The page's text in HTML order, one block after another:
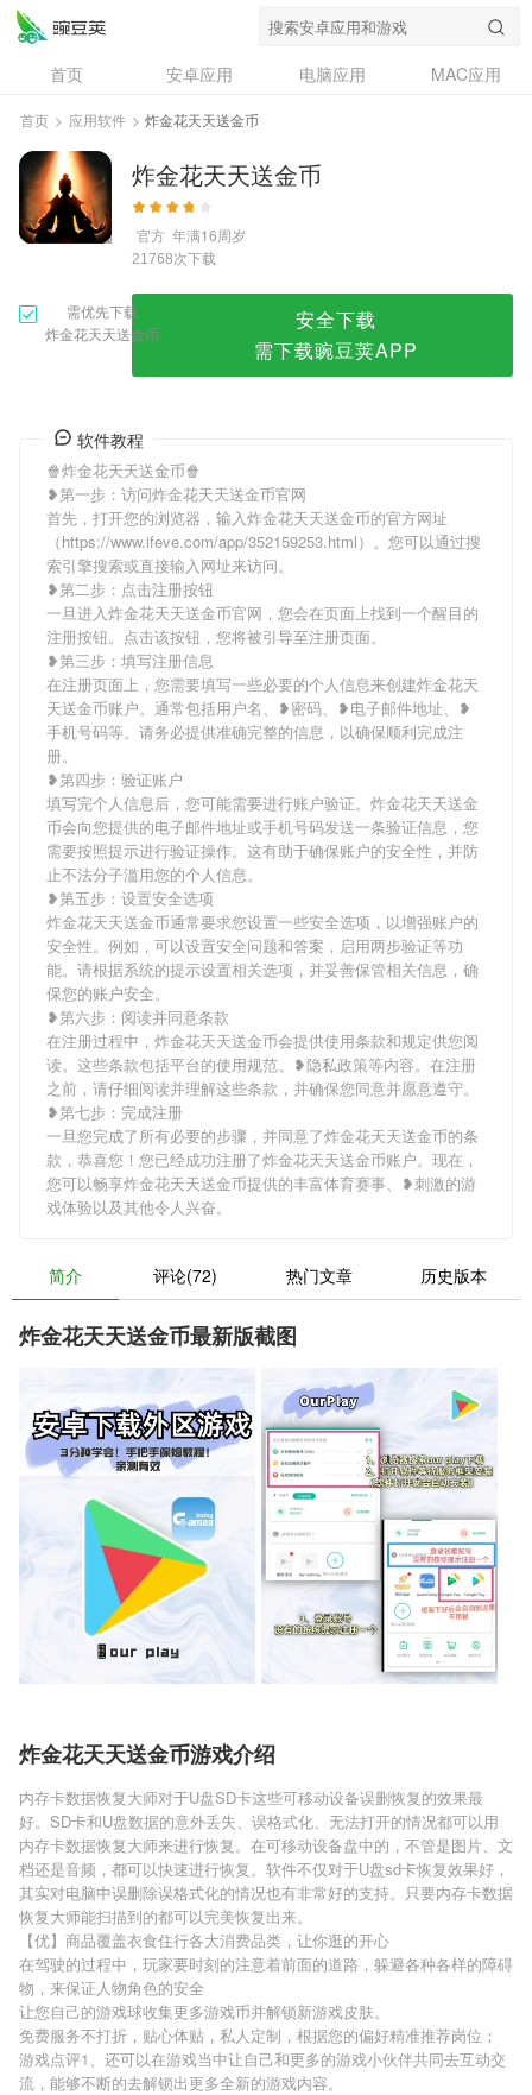
首页 安卓应用 电脑应用
MAC应用
资讯
专题
问答
首页 > 应用软件 > 炸金花天天送金币
炸金花天天送金币
官方 年满16周岁
21768次下载
需优先下载
炸金花天天送金币
安全下载
需下载豌豆荚APP
软件教程
🍿炸金花天天送金币🍿
❥第一步：访问炸金花天天送金币官网
首先，打开您的浏览器，输入炸金花天天送金币的官方网址
（https://www.ifeve.com/app/352159253.html）。您可以通过搜
索引擎搜索或直接输入网址来访问。
❥第二步：点击注册按钮
一旦进入炸金花天天送金币官网，您会在页面上找到一个醒目的
注册按钮。点击该按钮，您将被引导至注册页面。
❥第三步：填写注册信息
在注册页面上，您需要填写一些必要的个人信息来创建炸金花天
天送金币账户。通常包括用户名、❥密码、❥电子邮件地址、❥
手机号码等。请务必提供准确完整的信息，以确保顺利完成注
册。
❥第四步：验证账户
填写完个人信息后，您可能需要进行账户验证。炸金花天天送金
币会向您提供的电子邮件地址或手机号码发送一条验证信息，您
需要按照提示进行验证操作。这有助于确保账户的安全性，并防
止不法分子滥用您的个人信息。
❥第五步：设置安全选项
炸金花天天送金币通常要求您设置一些安全选项，以增强账户的
安全性。例如，可以设置安全问题和答案，启用两步验证等功
能。请根据系统的提示设置相关选项，并妥善保管相关信息，确
保您的账户安全。
❥第六步：阅读并同意条款
在注册过程中，炸金花天天送金币会提供使用条款和规定供您阅
读。这些条款包括平台的使用规范、❥隐私政策等内容。在注册
之前，请仔细阅读并理解这些条款，并确保您同意并愿意遵守。
❥第七步：完成注册
一旦您完成了所有必要的步骤，并同意了炸金花天天送金币的条
款，恭喜您！您已经成功注册了炸金花天天送金币账户。现在，
您可以畅享炸金花天天送金币提供的丰富体育赛事、❥刺激的游
戏体验以及其他令人兴奋。
简介 评论(72) 热门文章 历史版本
炸金花天天送金币最新版截图
炸金花天天送金币游戏介绍
内存卡数据恢复大师对于U盘SD卡这些可移动设备误删恢复的效果最
好。SD卡和U盘数据的意外丢失、误格式化、无法打开的情况都可以用
内存卡数据恢复大师来进行恢复。在可移动设备盘中的，不管是图片、文
档还是音频，都可以快速进行恢复。软件不仅对于U盘sd卡恢复效果好，
其实对电脑中误删除误格式化的情况也有非常好的支持。只要内存卡数据
恢复大师能扫描到的都可以完美恢复出来。
【优】商品覆盖衣食住行各大消费品类，让你逛的开心
在驾驶的过程中，玩家要时刻的注意着前面的道路，躲避各种各样的障碍
物，来保证人物角色的安全
让您自己的游戏球收集更多游戏币并解锁新游戏皮肤。
免费服务不打折，贴心体贴，私人定制，根据您的偏好精准推荐岗位；
游戏点评1、还可以在游戏当中让自己和更多的游戏小伙伴共同去互动交
流，能够不断的去解锁出更多全新的游戏内容。